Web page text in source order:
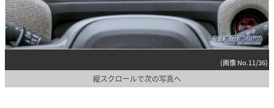
(画像 No.11/36)
縦スクロールで次の写真へ